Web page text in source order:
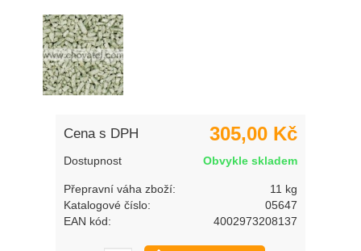
Cena s DPH 305,00 Kč
Dostupnost Obvykle skladem
Přepravní váha zboží:
11 kg
Katalogové číslo:
05647
EAN kód:
4002973208137